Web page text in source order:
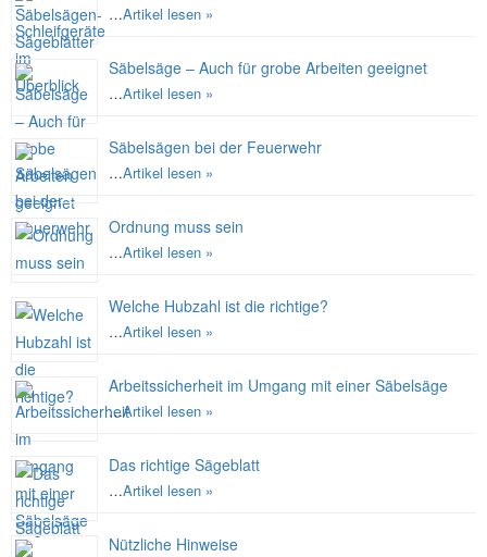
…Artikel lesen »
Säbelsäge – Auch für grobe Arbeiten geeignet
…Artikel lesen »
Säbelsägen bei der Feuerwehr
…Artikel lesen »
Ordnung muss sein
…Artikel lesen »
Welche Hubzahl ist die richtige?
…Artikel lesen »
Arbeitssicherheit im Umgang mit einer Säbelsäge
…Artikel lesen »
Das richtige Sägeblatt
…Artikel lesen »
Nützliche Hinweise